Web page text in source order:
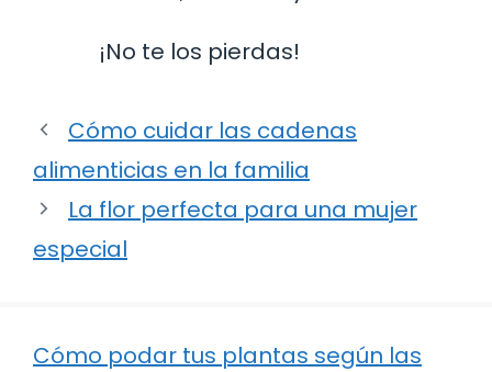
¡No te los pierdas!
Cómo cuidar las cadenas
alimenticias en la familia
La flor perfecta para una mujer
especial
Cómo podar tus plantas según las